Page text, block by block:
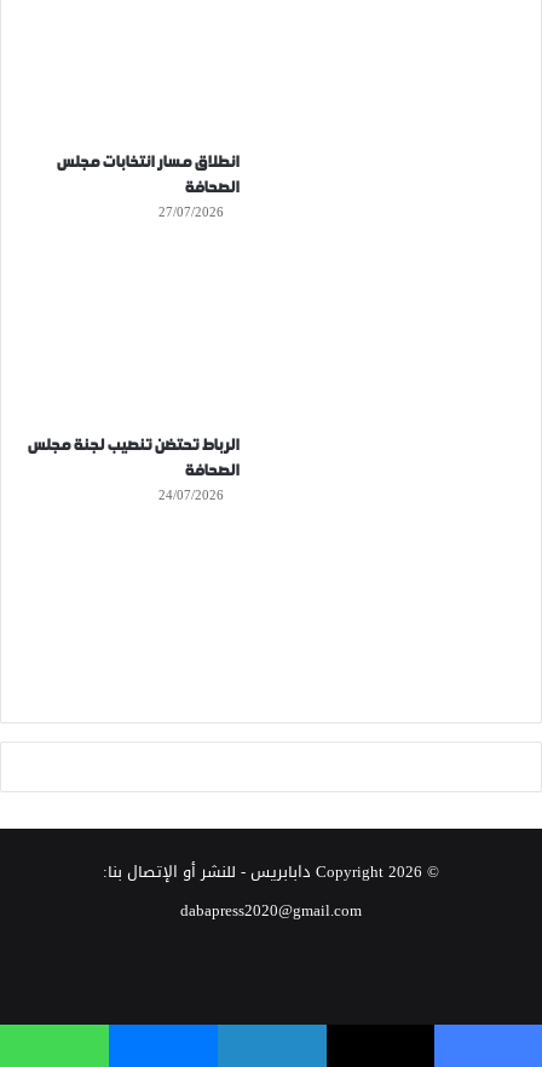
انطلاق مسار انتخابات مجلس
الصحافة
27/07/2026
الرباط تحتضن تنصيب لجنة مجلس
الصحافة
24/07/2026
© Copyright 2026 دابابريس- للنشر أو الإتصال بنا:
dabapress2020@gmail.com